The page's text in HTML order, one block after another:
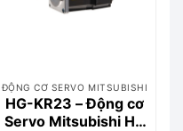
ĐỘNG CƠ SERVO MITSUBISHI
HG-KR23 – Động cơ
Servo Mitsubishi HG